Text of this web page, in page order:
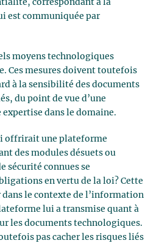
correspondant à la
est communiquée par
moyens technologiques
Ces mesures doivent toutefois
à la sensibilité des documents
du point de vue d’une
expertise dans le domaine.
offrirait une plateforme
des modules désuets ou
sécurité connues se
en vertu de la loi? Cette
dans le contexte de l’information
lui a transmise quant à
les documents technologiques.
pas cacher les risques liés